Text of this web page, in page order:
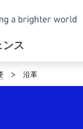
ンス
沿革